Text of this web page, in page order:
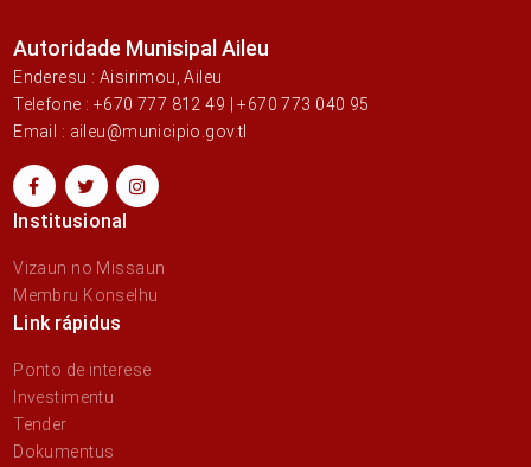
Autoridade Munisipal Aileu
Enderesu : Aisirimou, Aileu
Telefone : +670 777 812 49 | +670 773 040 95
Email : aileu@municipio.gov.tl
Institusional
Vizaun no Missaun
Membru Konselhu
Link rápidus
Ponto de interese
Investimentu
Tender
Dokumentus